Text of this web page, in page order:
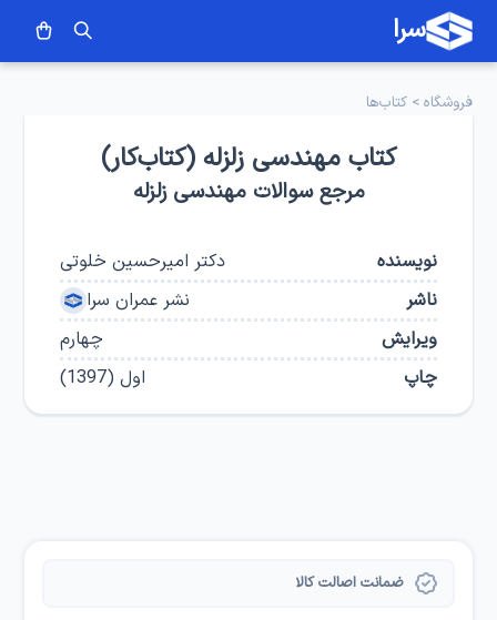
سرا
فروشگاه >کتاب‌ها
کتاب مهندسی زلزله (کتاب‌‌کار)
مرجع سوالات مهندسی زلزله
نویسنده
دکتر امیرحسین خلوتی
ناشر
نشر عمران سرا
ویرایش
چهارم
چاپ
اول(
1397
)
ضمانت اصالت کالا